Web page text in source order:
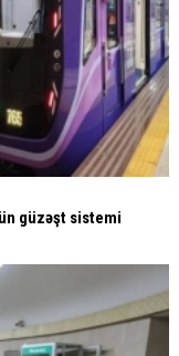
güzəşt sistemi